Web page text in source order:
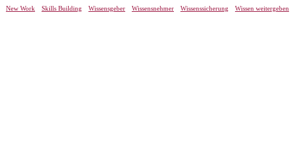
New Work Skills Building Wissensgeber Wissensnehmer Wissenssicherung Wissen weitergeben